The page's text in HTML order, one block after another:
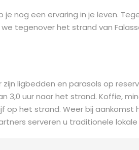
nog een ervaring in je leven.
tegenover het strand van
ligbedden en parasols op
3,0 uur naar het strand. Koffie,
op het strand. Weer bij aankomst
serveren u traditionele lokale